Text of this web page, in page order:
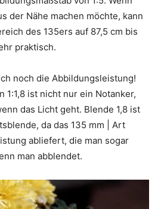
der Nähe machen möchte, kann
des 135ers auf 87,5 cm bis
praktisch.
noch die Abbildungsleistung!
1:1,8 ist nicht nur ein Notanker,
das Licht geht. Blende 1,8 ist
da das 135 mm | Art
abliefert, die man sogar
man abblendet.